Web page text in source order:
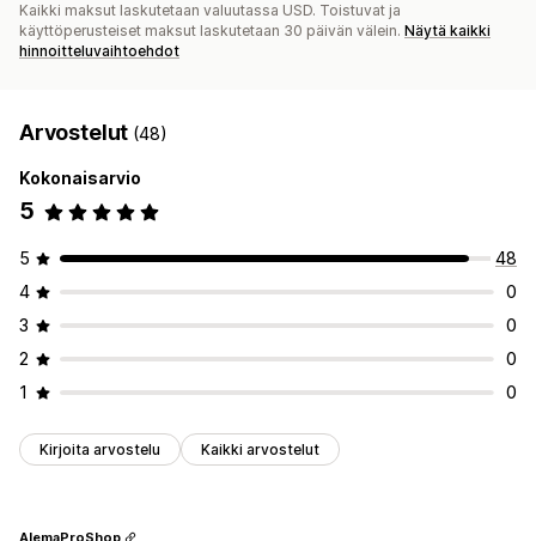
Kaikki maksut laskutetaan valuutassa USD. Toistuvat ja
käyttöperusteiset maksut laskutetaan 30 päivän välein. Näytä kaikki
hinnoitteluvaihtoehdot
Arvostelut (48)
Kokonaisarvio
5
5
48
4
0
3
0
2
0
1
0
Kirjoita arvostelu Kaikki arvostelut
AlemaProShop